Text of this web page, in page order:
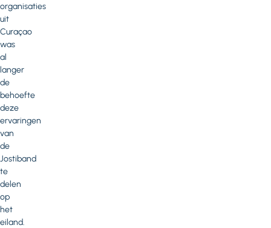
organisaties
uit
Curaçao
was
al
langer
de
behoefte
deze
ervaringen
van
de
Jostiband
te
delen
op
het
eiland.